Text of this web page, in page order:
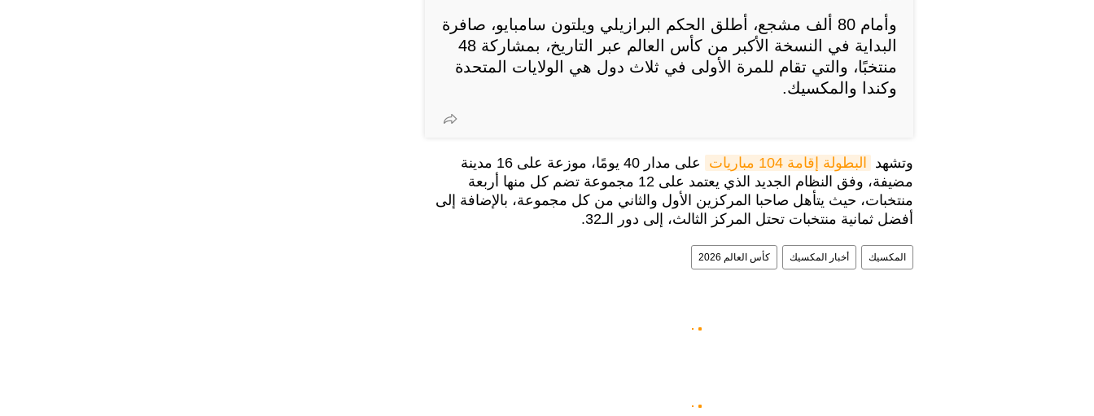
وأمام 80 ألف مشجع، أطلق الحكم البرازيلي ويلتون سامبايو، صافرة
البداية في النسخة الأكبر من كأس العالم عبر التاريخ، بمشاركة 48
منتخبًا، والتي تقام للمرة الأولى في ثلاث دول هي الولايات المتحدة
وكندا والمكسيك.
وتشهد البطولة إقامة 104 مباريات
على مدار 40 يومًا، موزعة على 16 مدينة
مضيفة، وفق النظام الجديد الذي يعتمد على 12 مجموعة تضم كل منها أربعة
منتخبات، حيث يتأهل صاحبا المركزين الأول والثاني من كل مجموعة، بالإضافة إلى
أفضل ثمانية منتخبات تحتل المركز الثالث، إلى دور الـ32.
المكسيك أخبار المكسيك كأس العالم 2026